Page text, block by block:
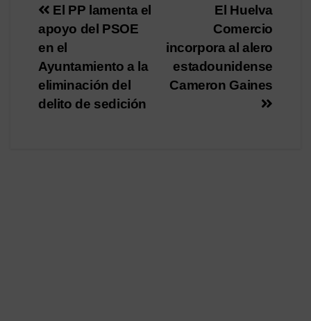
Navegación
de
entradas
El Huelva
Comercio
incorpora al alero
estadounidense
Cameron Gaines
El PP lamenta el
apoyo del PSOE
en el
Ayuntamiento a la
eliminación del
delito de sedición